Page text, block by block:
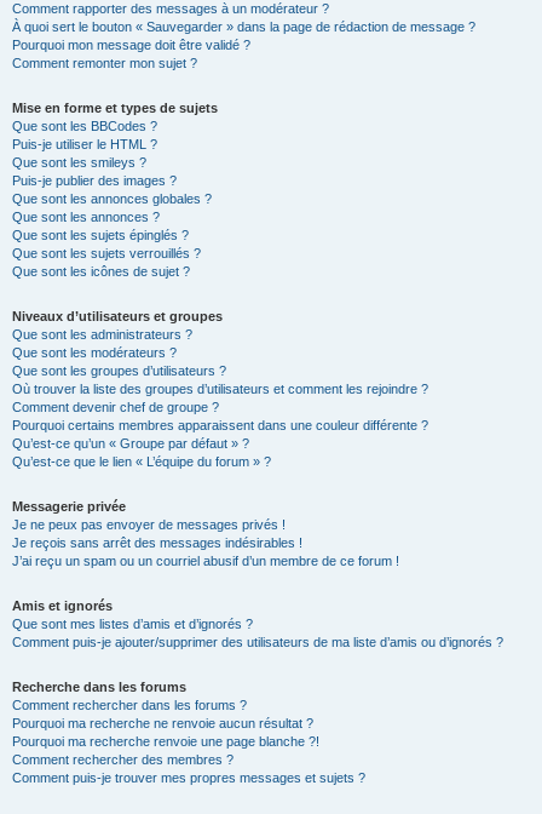
Comment rapporter des messages à un modérateur ?
À quoi sert le bouton « Sauvegarder » dans la page de rédaction de message ?
Pourquoi mon message doit être validé ?
Comment remonter mon sujet ?
Mise en forme et types de sujets
Que sont les BBCodes ?
Puis-je utiliser le HTML ?
Que sont les smileys ?
Puis-je publier des images ?
Que sont les annonces globales ?
Que sont les annonces ?
Que sont les sujets épinglés ?
Que sont les sujets verrouillés ?
Que sont les icônes de sujet ?
Niveaux d’utilisateurs et groupes
Que sont les administrateurs ?
Que sont les modérateurs ?
Que sont les groupes d’utilisateurs ?
Où trouver la liste des groupes d’utilisateurs et comment les rejoindre ?
Comment devenir chef de groupe ?
Pourquoi certains membres apparaissent dans une couleur différente ?
Qu’est-ce qu’un « Groupe par défaut » ?
Qu’est-ce que le lien « L’équipe du forum » ?
Messagerie privée
Je ne peux pas envoyer de messages privés !
Je reçois sans arrêt des messages indésirables !
J’ai reçu un spam ou un courriel abusif d’un membre de ce forum !
Amis et ignorés
Que sont mes listes d’amis et d’ignorés ?
Comment puis-je ajouter/supprimer des utilisateurs de ma liste d’amis ou d’ignorés ?
Recherche dans les forums
Comment rechercher dans les forums ?
Pourquoi ma recherche ne renvoie aucun résultat ?
Pourquoi ma recherche renvoie une page blanche ?!
Comment rechercher des membres ?
Comment puis-je trouver mes propres messages et sujets ?